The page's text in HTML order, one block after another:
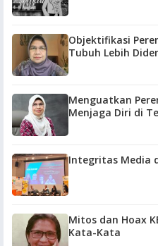
Objektifikasi
Tubuh Lebih
Menguatkan
Menjaga Diri di
Integritas Media
Mitos dan Hoax KB : Rahim yang
Kata-Kata